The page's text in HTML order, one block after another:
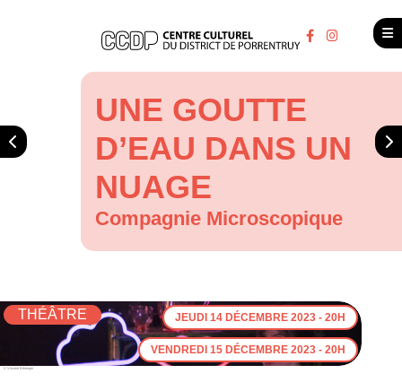
UNE GOUTTE
D’EAU DANS UN
NUAGE
Compagnie Microscopique
THÉÂTRE JEUDI 14 DÉCEMBRE 2023 - 20H
VENDREDI 15 DÉCEMBRE 2023 - 20H
© Vincent Bérenger